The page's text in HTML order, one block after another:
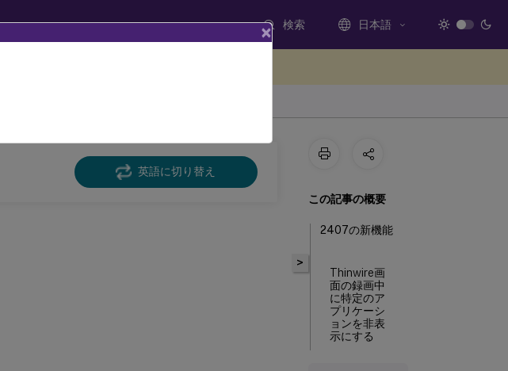
検索 日本語
英語に切り替え
>
この記事の概要
2407の新機能
Thinwire画
面の録画中
に特定のア
プリケーシ
ョンを非表
示にする
×